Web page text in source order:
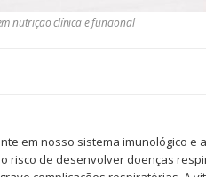
nutrição clínica e funcional
em nosso sistema imunológico e
risco de desenvolver doenças